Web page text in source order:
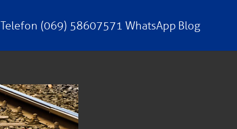
Telefon (069) 58607571 WhatsApp Blog